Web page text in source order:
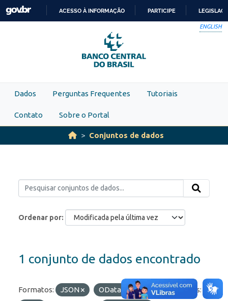
Skip to main content
PARA
O
CONTEÚDO
ACESSO À INFORMAÇÃO PARTICIPE
ENGLISH
Dados Perguntas Frequentes Tutoriais
Contato Sobre o Portal
Conjuntos de dados
Ordenar por
1 conjunto de dados encontrado
Formatos: JSON OData API
Etiquetas: